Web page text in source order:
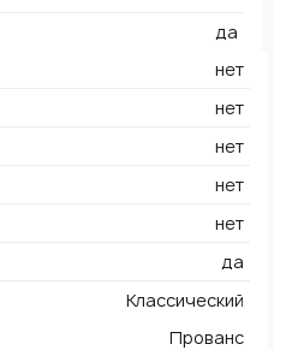
да
нет
нет
нет
нет
нет
да
Классический
Прованс